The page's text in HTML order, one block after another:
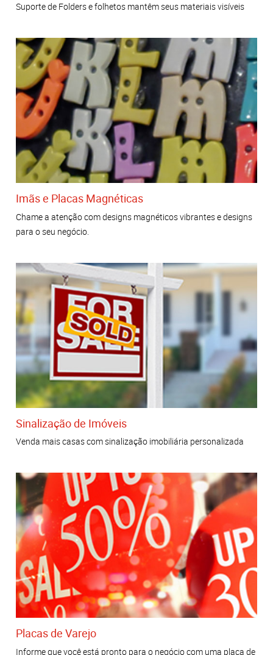
Suporte de Folders e folhetos mantêm seus materiais visíveis
Imãs e Placas Magnéticas
Chame a atenção com designs magnéticos vibrantes e designs
para o seu negócio.
Sinalização de Imóveis
Venda mais casas com sinalização imobiliária personalizada
Placas de Varejo
Informe que você está pronto para o negócio com uma placa de